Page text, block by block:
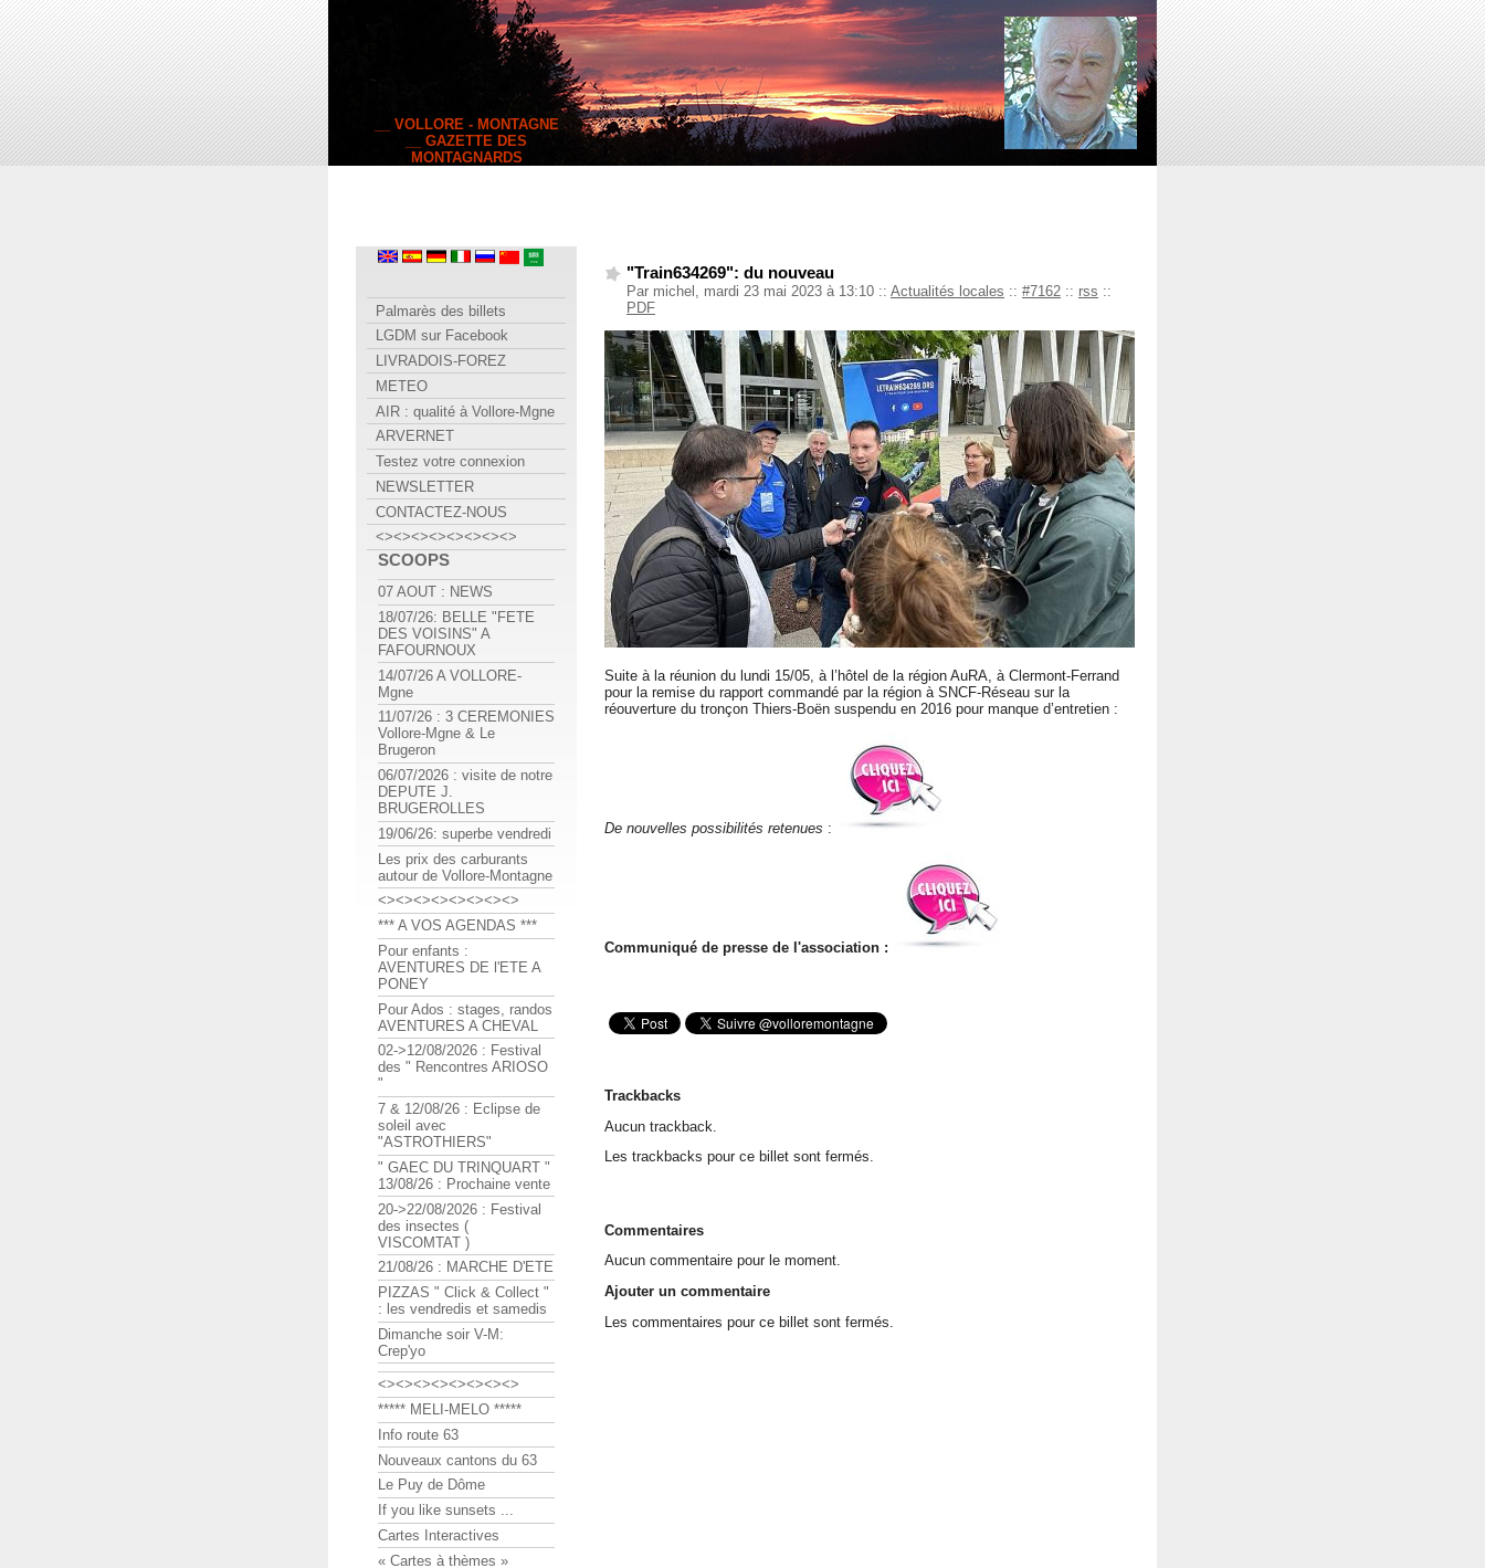
__ VOLLORE - MONTAGNE
__ GAZETTE DES
MONTAGNARDS
"Train634269": du nouveau
Par michel, mardi 23 mai 2023 à 13:10 :: Actualités locales :: #7162 :: rss ::
PDF
Suite à la réunion du lundi 15/05, à l’hôtel de la région AuRA, à Clermont-Ferrand
pour la remise du rapport commandé par la région à SNCF-Réseau sur la
réouverture du tronçon Thiers-Boën suspendu en 2016 pour manque d’entretien :
De nouvelles possibilités retenues :
Communiqué de presse de l'association :
Trackbacks
Aucun trackback.
Les trackbacks pour ce billet sont fermés.
Commentaires
Aucun commentaire pour le moment.
Ajouter un commentaire
Les commentaires pour ce billet sont fermés.
Palmarès des billets
LGDM sur Facebook
LIVRADOIS-FOREZ
METEO
AIR : qualité à Vollore-Mgne
ARVERNET
Testez votre connexion
NEWSLETTER
CONTACTEZ-NOUS
<><><><><><><><>
SCOOPS
07 AOUT : NEWS
18/07/26: BELLE "FETE
DES VOISINS" A
FAFOURNOUX
14/07/26 A VOLLORE-
Mgne
11/07/26 : 3 CEREMONIES
Vollore-Mgne & Le
Brugeron
06/07/2026 : visite de notre
DEPUTE J.
BRUGEROLLES
19/06/26: superbe vendredi
Les prix des carburants
autour de Vollore-Montagne
<><><><><><><><>
*** A VOS AGENDAS ***
Pour enfants :
AVENTURES DE l'ETE A
PONEY
Pour Ados : stages, randos
AVENTURES A CHEVAL
02->12/08/2026 : Festival
des " Rencontres ARIOSO
"
7 & 12/08/26 : Eclipse de
soleil avec
"ASTROTHIERS"
" GAEC DU TRINQUART "
13/08/26 : Prochaine vente
20->22/08/2026 : Festival
des insectes (
VISCOMTAT )
21/08/26 : MARCHE D'ETE
PIZZAS " Click & Collect "
: les vendredis et samedis
Dimanche soir V-M:
Crep'yo
<><><><><><><><>
***** MELI-MELO *****
Info route 63
Nouveaux cantons du 63
Le Puy de Dôme
If you like sunsets ...
Cartes Interactives
« Cartes à thèmes »